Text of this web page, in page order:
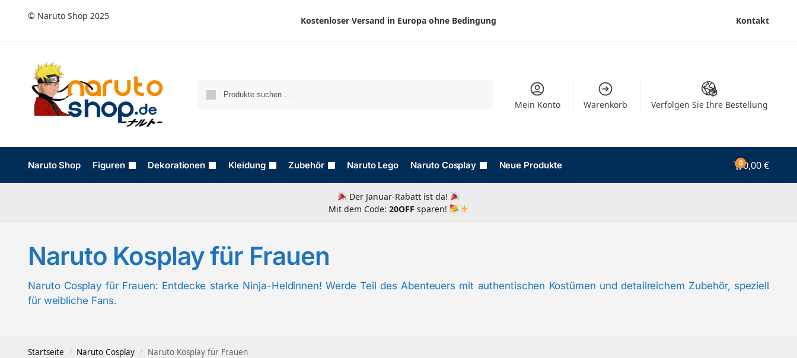
© Naruto Shop 2025 Kostenloser Versand in Europa ohne Bedingung Kontakt
Mein Konto Warenkorb Verfolgen Sie Ihre Bestellung
Naruto Shop Figuren Dekorationen Kleidung Zubehör Naruto Lego Naruto Cosplay Neue Produkte 00,00€
Der Januar-Rabatt ist da!
Mit dem Code:20OFF sparen!
Naruto Kosplay für Frauen
Naruto Cosplay für Frauen: Entdecke starke Ninja-Heldinnen! Werde Teil des Abenteuers mit authentischen Kostümen und detailreichem Zubehör, speziell
für weibliche Fans.
Startseite / Naruto Cosplay / Naruto Kosplay für Frauen